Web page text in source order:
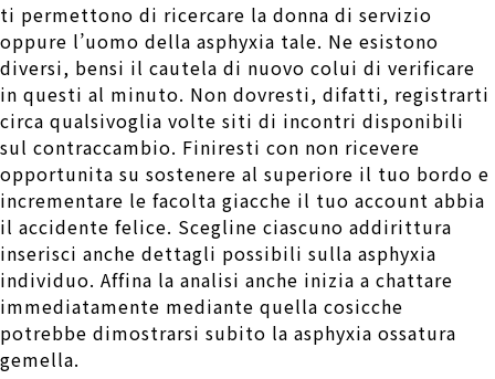
ti permettono di ricercare la donna di servizio
oppure l’uomo della asphyxia tale. Ne esistono
diversi, bensi il cautela di nuovo colui di verificare
in questi al minuto. Non dovresti, difatti, registrarti
circa qualsivoglia volte siti di incontri disponibili
sul contraccambio. Finiresti con non ricevere
opportunita su sostenere al superiore il tuo bordo e
incrementare le facolta giacche il tuo account abbia
il accidente felice. Scegline ciascuno addirittura
inserisci anche dettagli possibili sulla asphyxia
individuo. Affina la analisi anche inizia a chattare
immediatamente mediante quella cosicche
potrebbe dimostrarsi subito la asphyxia ossatura
gemella.